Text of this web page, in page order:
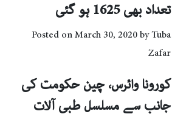
تعداد بھی 1625 ہو گئی
Posted onMarch 30, 2020byTuba
Zafar
کورونا وائرس، چین حکومت کی
جانب سے مسلسل طبی آلات